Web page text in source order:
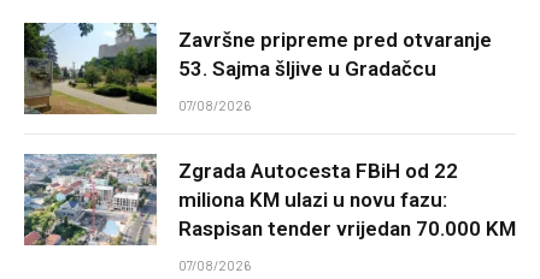
Završne pripreme pred otvaranje
53. Sajma šljive u Gradačcu
07/08/2026
Zgrada Autocesta FBiH od 22
miliona KM ulazi u novu fazu:
Raspisan tender vrijedan 70.000 KM
07/08/2026